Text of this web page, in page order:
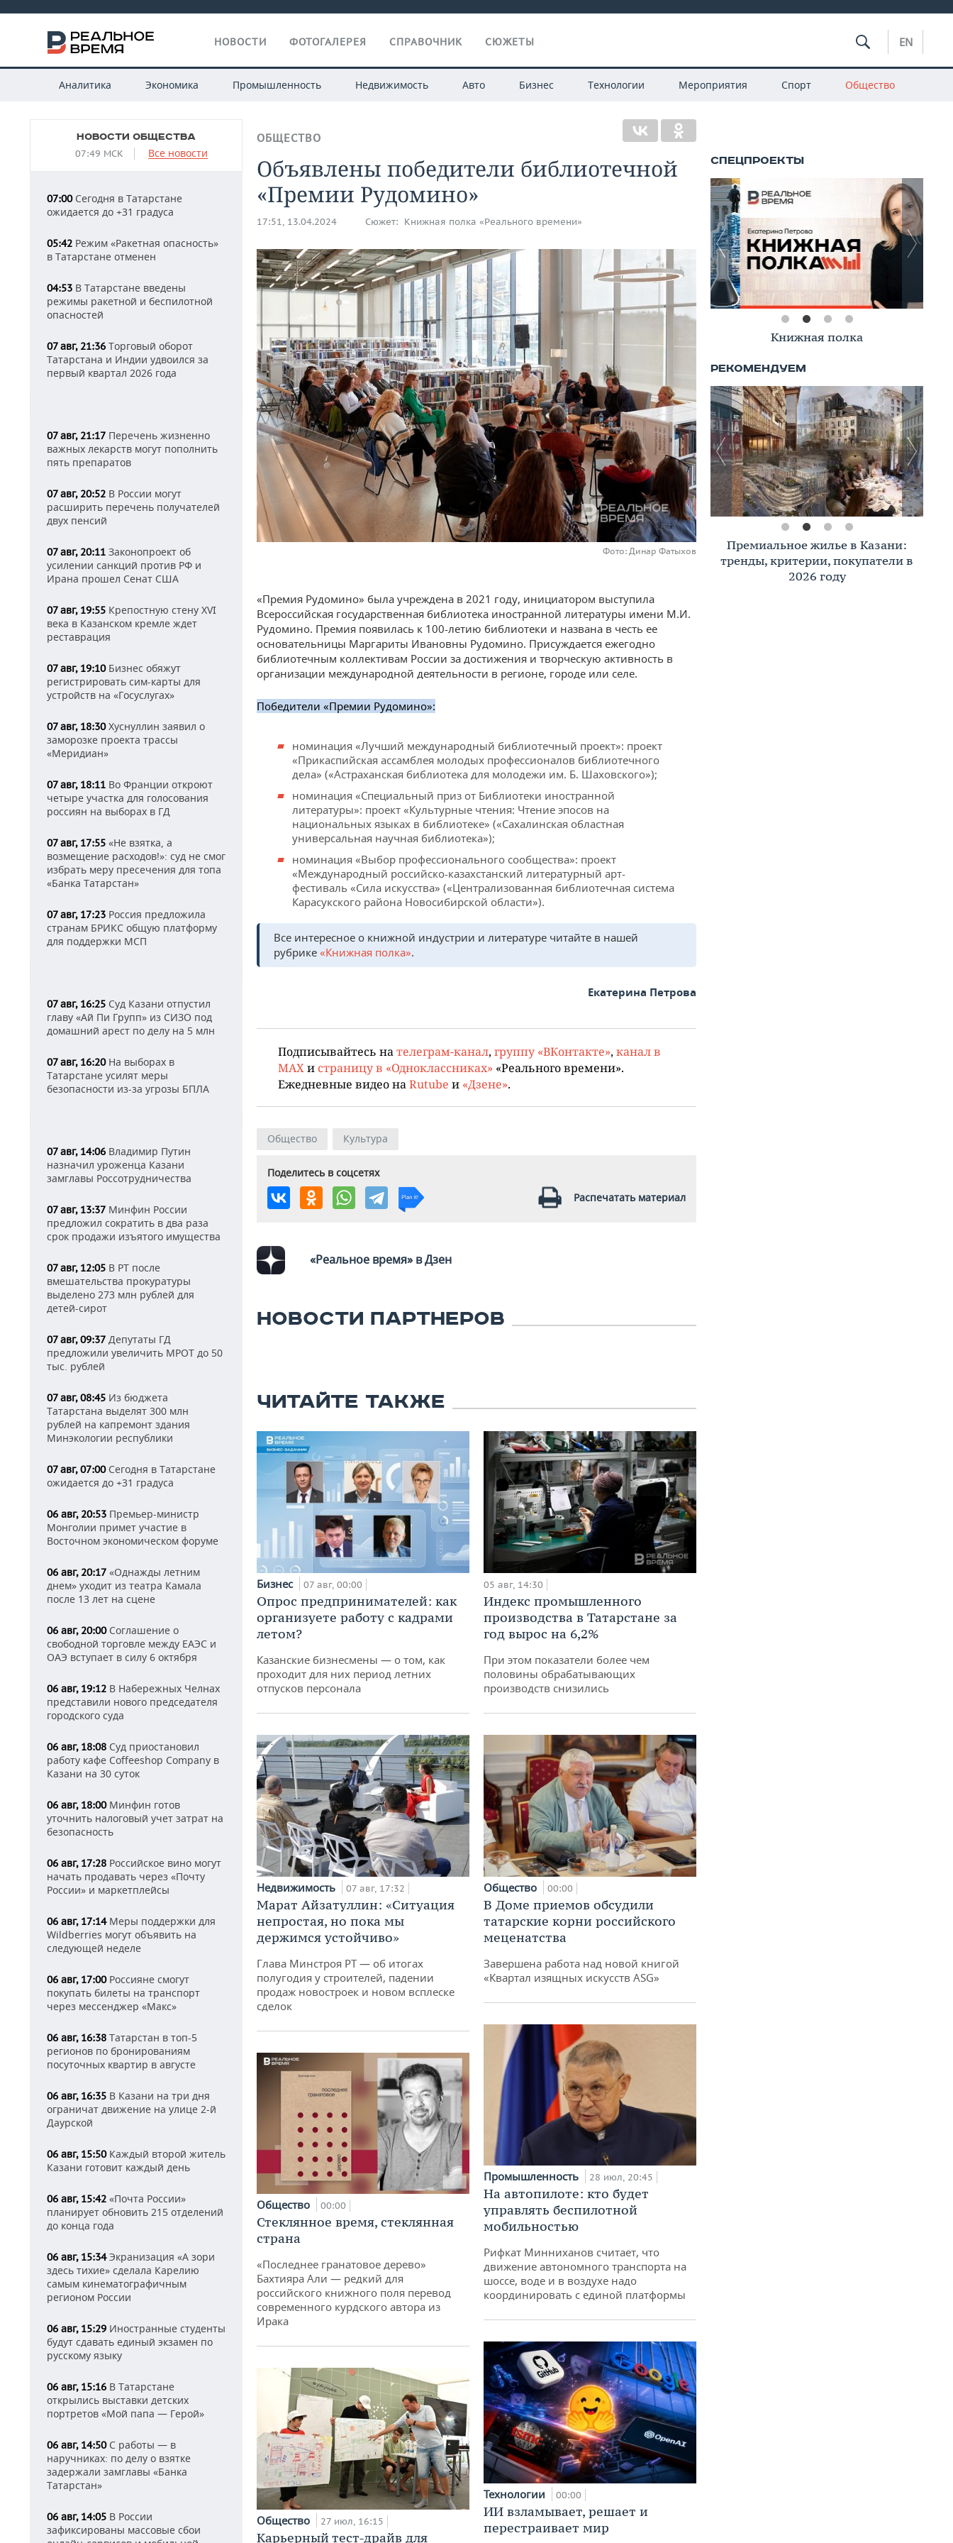
НОВОСТИ ФОТОГАЛЕРЕЯ СПРАВОЧНИК СЮЖЕТЫ EN
Аналитика Экономика Промышленность Недвижимость Авто Бизнес Технологии Мероприятия Спорт Общество
НОВОСТИ ОБЩЕСТВА
07:49 МСК Все новости
07:00Сегодня в Татарстане
ожидается до +31 градуса
05:42 Режим «Ракетная опасность»
в Татарстане отменен
04:53 В Татарстане введены
режимы ракетной и беспилотной
опасностей
07 авг, 21:36 Торговый оборот
Татарстана и Индии удвоился за
первый квартал 2026 года
07 авг, 21:17 Перечень жизненно
важных лекарств могут пополнить
пять препаратов
07 авг, 20:52 В России могут
расширить перечень получателей
двух пенсий
07 авг, 20:11 Законопроект об
усилении санкций против РФ и
Ирана прошел Сенат США
07 авг, 19:55 Крепостную стену XVI
века в Казанском кремле ждет
реставрация
07 авг, 19:10Бизнес обяжут
регистрировать сим-карты для
устройств на «Госуслугах»
07 авг, 18:30Хуснуллин заявил о
заморозке проекта трассы
«Меридиан»
07 авг, 18:11 Во Франции откроют
четыре участка для голосования
россиян на выборах в ГД
07 авг, 17:55 «Не взятка, а
возмещение расходов!»: суд не смог
избрать меру пресечения для топа
«Банка Татарстан»
07 авг, 17:23 Россия предложила
странам БРИКС общую платформу
для поддержки МСП
07 авг, 16:25 Суд Казани отпустил
главу «Ай Пи Групп» из СИЗО под
домашний арест по делу на 5 млн
07 авг, 16:20На выборах в
Татарстане усилят меры
безопасности из-за угрозы БПЛА
07 авг, 14:06 Владимир Путин
назначил уроженца Казани
замглавы Россотрудничества
07 авг, 13:37 Минфин России
предложил сократить в два раза
срок продажи изъятого имущества
07 авг, 12:05 В РТ после
вмешательства прокуратуры
выделено 273 млн рублей для
детей-сирот
07 авг, 09:37 Депутаты ГД
предложили увеличить МРОТ до 50
тыс. рублей
07 авг, 08:45 Из бюджета
Татарстана выделят 300 млн
рублей на капремонт здания
Минэкологии республики
07 авг, 07:00Сегодня в Татарстане
ожидается до +31 градуса
06 авг, 20:53 Премьер-министр
Монголии примет участие в
Восточном экономическом форуме
06 авг, 20:17 «Однажды летним
днем» уходит из театра Камала
после 13 лет на сцене
06 авг, 20:00Соглашение о
свободной торговле между ЕАЭС и
ОАЭ вступает в силу 6 октября
06 авг, 19:12 В Набережных Челнах
представили нового председателя
городского суда
06 авг, 18:08 Суд приостановил
работу кафе Coffeeshop Company в
Казани на 30 суток
06 авг, 18:00Минфин готов
уточнить налоговый учет затрат на
безопасность
06 авг, 17:28 Российское вино могут
начать продавать через «Почту
России» и маркетплейсы
06 авг, 17:14Меры поддержки для
Wildberries могут объявить на
следующей неделе
06 авг, 17:00Россияне смогут
покупать билеты на транспорт
через мессенджер «Макс»
06 авг, 16:38 Татарстан в топ-5
регионов по бронированиям
посуточных квартир в августе
06 авг, 16:35 В Казани на три дня
ограничат движение на улице 2-й
Даурской
06 авг, 15:50Каждый второй житель
Казани готовит каждый день
06 авг, 15:42 «Почта России»
планирует обновить 215 отделений
до конца года
06 авг, 15:34Экранизация «А зори
здесь тихие» сделала Карелию
самым кинематографичным
регионом России
06 авг, 15:29 Иностранные студенты
будут сдавать единый экзамен по
русскому языку
06 авг, 15:16 В Татарстане
открылись выставки детских
портретов «Мой папа — Герой»
06 авг, 14:50С работы — в
наручниках: по делу о взятке
задержали замглавы «Банка
Татарстан»
06 авг, 14:05 В России
зафиксированы массовые сбои
ОБЩЕСТВО
Объявлены победители библиотечной
«Премии Рудомино»
17:51, 13.04.2024 Сюжет: Книжная полка «Реального времени»
Фото: Динар Фатыхов
«Премия Рудомино» была учреждена в 2021 году, инициатором выступила
Всероссийская государственная библиотека иностранной литературы имени М.И.
Рудомино. Премия появилась к 100-летию библиотеки и названа в честь ее
основательницы Маргариты Ивановны Рудомино. Присуждается ежегодно
библиотечным коллективам России за достижения и творческую активность в
организации международной деятельности в регионе, городе или селе.
Победители «Премии Рудомино»:
номинация «Лучший международный библиотечный проект»: проект
«Прикаспийская ассамблея молодых профессионалов библиотечного
дела» («Астраханская библиотека для молодежи им. Б. Шаховского»);
номинация «Специальный приз от Библиотеки иностранной
литературы»: проект «Культурные чтения: Чтение эпосов на
национальных языках в библиотеке» («Сахалинская областная
универсальная научная библиотека»);
номинация «Выбор профессионального сообщества»: проект
«Международный российско-казахстанский литературный арт-
фестиваль «Сила искусства» («Централизованная библиотечная система
Карасукского района Новосибирской области»).
Все интересное о книжной индустрии и литературе читайте в нашей
рубрике «Книжная полка».
Екатерина Петрова
Подписывайтесь нателеграм-канал, группу «ВКонтакте», канал в
MAXи страницу в «Одноклассниках» «Реального времени».
Ежедневные видео наRutube и «Дзене».
Общество Культура
Поделитесь в соцсетях
Распечатать материал
«Реальное время» в Дзен
НОВОСТИ ПАРТНЕРОВ
ЧИТАЙТЕ ТАКЖЕ
Бизнес 07 авг, 00:00
Опрос предпринимателей: как
организуете работу с кадрами
летом?
Казанские бизнесмены — о том, как
проходит для них период летних
отпусков персонала
Недвижимость 07 авг, 17:32
Марат Айзатуллин: «Ситуация
непростая, но пока мы
держимся устойчиво»
Глава Минстроя РТ — об итогах
полугодия у строителей, падении
продаж новостроек и новом всплеске
сделок
Общество 00:00
Стеклянное время, стеклянная
страна
«Последнее гранатовое дерево»
Бахтияра Али — редкий для
российского книжного поля перевод
современного курдского автора из
Ирака
Общество 27 июл, 16:15
Карьерный тест-драйв для
05 авг, 14:30
Индекс промышленного
производства в Татарстане за
год вырос на 6,2%
При этом показатели более чем
половины обрабатывающих
производств снизились
Общество 00:00
В Доме приемов обсудили
татарские корни российского
меценатства
Завершена работа над новой книгой
«Квартал изящных искусств ASG»
Промышленность 28 июл, 20:45
На автопилоте: кто будет
управлять беспилотной
мобильностью
Рифкат Минниханов считает, что
движение автономного транспорта на
шоссе, воде и в воздухе надо
координировать с единой платформы
Технологии 00:00
ИИ взламывает, решает и
перестраивает мир
Книжная полка
Премиальное жилье в Казани:
тренды, критерии, покупатели в
2026 году